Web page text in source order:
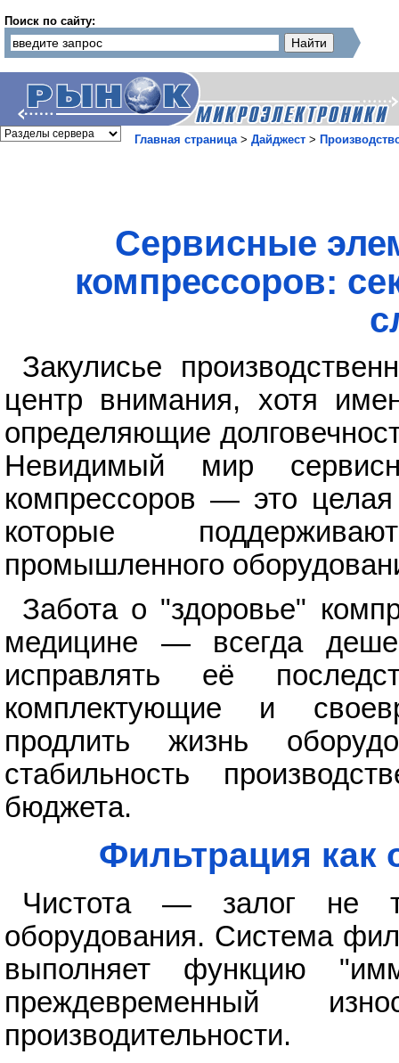
Поиск по сайту:
Главная страница> Дайджест >
Сервисные
компрессоров:
Закулисье
центр внимания, хотя
определяющие
Невидимый мир
компрессоров — это
которые
промышленного
Забота о "здоровье"
медицине — всегда
исправлять её
комплектующие и
продлить жизнь
стабильность
бюджета.
Фильтрация как
Чистота — залог не
оборудования. Система
выполняет функцию
преждевременный
производительности.